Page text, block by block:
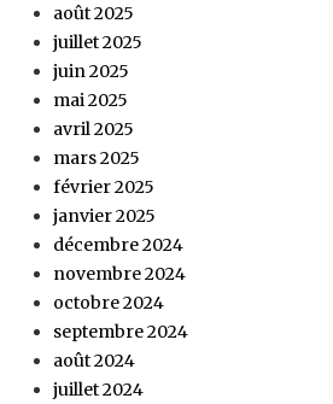
août 2025
juillet 2025
juin 2025
mai 2025
avril 2025
mars 2025
février 2025
janvier 2025
décembre 2024
novembre 2024
octobre 2024
septembre 2024
août 2024
juillet 2024